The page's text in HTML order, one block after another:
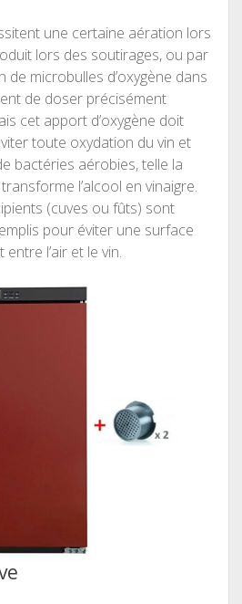
une certaine aération lors
lors des soutirages, ou par
de microbulles d’oxygène dans
de doser précisément
cet apport d’oxygène doit
toute oxydation du vin et
bactéries aérobies, telle la
l’alcool en vinaigre.
(cuves ou fûts) sont
pour éviter une surface
l’air et le vin.